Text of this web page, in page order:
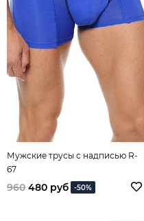
Мужские трусы с надписью R-
67
960 480 руб -50%